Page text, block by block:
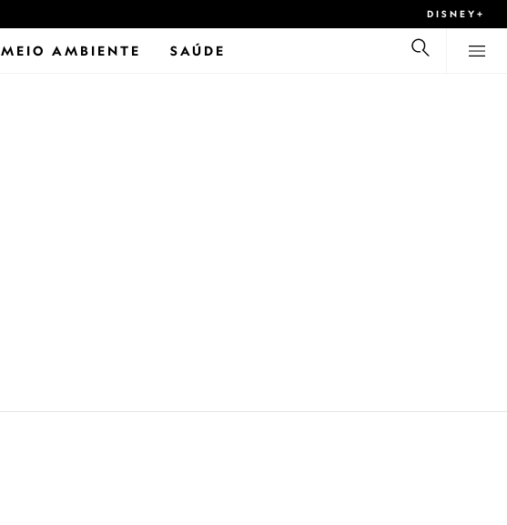
DISNEY+
MEIO AMBIENTE SAÚDE